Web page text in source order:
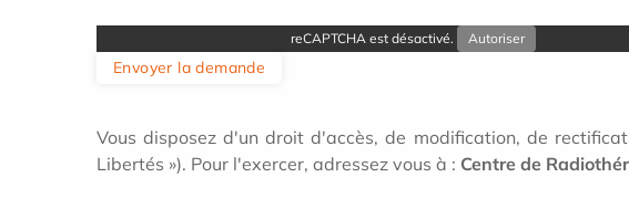
reCAPTCHA est désactivé. Autoriser
Envoyer la demande
Vous disposez d'un droit d'accès, de modification, de
Libertés »). Pour l'exercer, adressez vous à : Centre de